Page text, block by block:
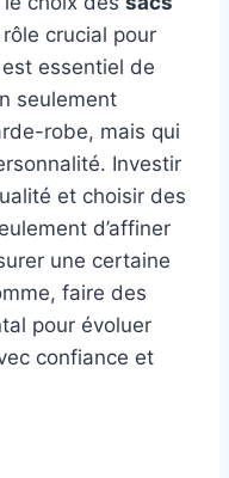
crucial pour
essentiel de
seulement
robe, mais qui
Investir
et choisir des
d’affiner
une certaine
faire des
pour évoluer
confiance et